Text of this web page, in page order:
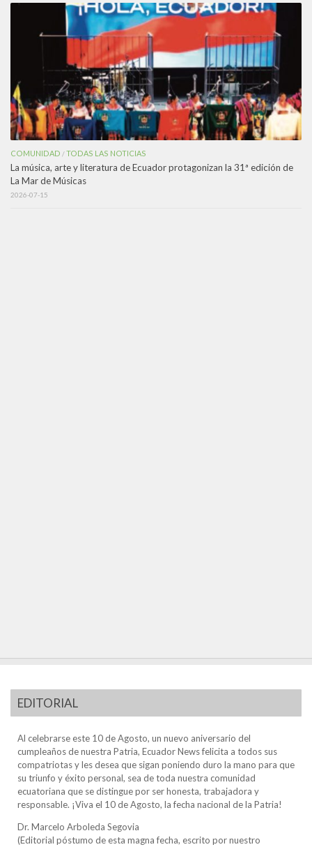
COMUNIDAD /TODAS LAS NOTICIAS
La música, arte y literatura de Ecuador protagonizan la 31ª edición de
La Mar de Músicas
2026-07-15
EDITORIAL
Al celebrarse este 10 de Agosto, un nuevo aniversario del
cumpleaños de nuestra Patria, Ecuador News felicita a todos sus
compatriotas y les desea que sigan poniendo duro la mano para que
su triunfo y éxito personal, sea de toda nuestra comunidad
ecuatoriana que se distingue por ser honesta, trabajadora y
responsable. ¡Viva el 10 de Agosto, la fecha nacional de la Patria!
Dr. Marcelo Arboleda Segovia
(Editorial póstumo de esta magna fecha, escrito por nuestro